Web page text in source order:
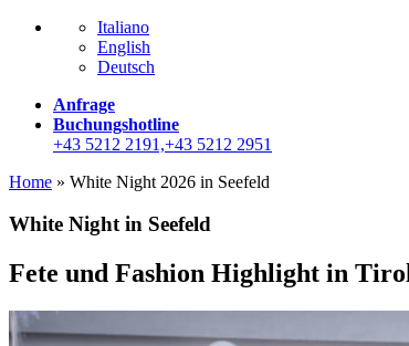
Italiano
English
Deutsch
Anfrage
Buchungshotline
+43 5212 2191,+43 5212 2951
Home » White Night 2026 in Seefeld
White Night in Seefeld
Fete und Fashion Highlight in Tirol